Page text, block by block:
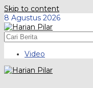
Skip to content
8 Agustus 2026
Video